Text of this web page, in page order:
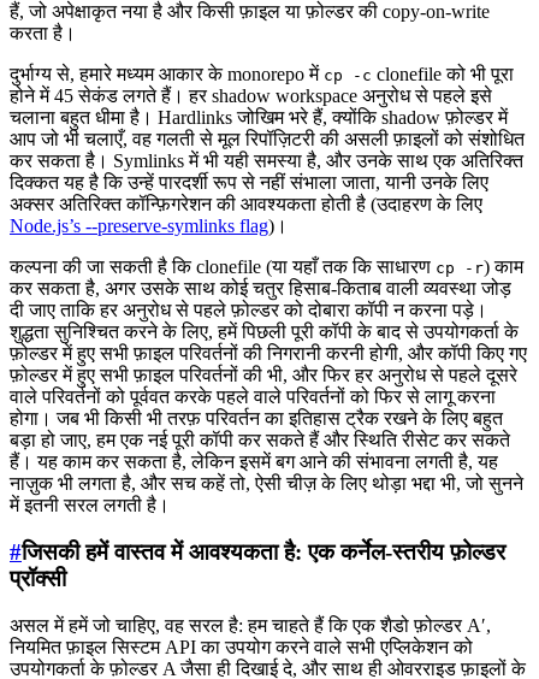
हैं, जो अपेक्षाकृत नया है और किसी फ़ाइल या फ़ोल्डर की copy-on-write
करता है।
दुर्भाग्य से, हमारे मध्यम आकार के monorepo में cp -c clonefile को भी पूरा
होने में 45 सेकंड लगते हैं। हर shadow workspace अनुरोध से पहले इसे
चलाना बहुत धीमा है। Hardlinks जोखिम भरे हैं, क्योंकि shadow फ़ोल्डर में
आप जो भी चलाएँ, वह गलती से मूल रिपॉज़िटरी की असली फ़ाइलों को संशोधित
कर सकता है। Symlinks में भी यही समस्या है, और उनके साथ एक अतिरिक्त
दिक्कत यह है कि उन्हें पारदर्शी रूप से नहीं संभाला जाता, यानी उनके लिए
अक्सर अतिरिक्त कॉन्फ़िगरेशन की आवश्यकता होती है (उदाहरण के लिए
Node.js’s --preserve-symlinks flag)।
कल्पना की जा सकती है कि clonefile (या यहाँ तक कि साधारण cp -r) काम
कर सकता है, अगर उसके साथ कोई चतुर हिसाब-किताब वाली व्यवस्था जोड़
दी जाए ताकि हर अनुरोध से पहले फ़ोल्डर को दोबारा कॉपी न करना पड़े।
शुद्धता सुनिश्चित करने के लिए, हमें पिछली पूरी कॉपी के बाद से उपयोगकर्ता के
फ़ोल्डर में हुए सभी फ़ाइल परिवर्तनों की निगरानी करनी होगी, और कॉपी किए गए
फ़ोल्डर में हुए सभी फ़ाइल परिवर्तनों की भी, और फिर हर अनुरोध से पहले दूसरे
वाले परिवर्तनों को पूर्ववत करके पहले वाले परिवर्तनों को फिर से लागू करना
होगा। जब भी किसी भी तरफ़ परिवर्तन का इतिहास ट्रैक रखने के लिए बहुत
बड़ा हो जाए, हम एक नई पूरी कॉपी कर सकते हैं और स्थिति रीसेट कर सकते
हैं। यह काम कर सकता है, लेकिन इसमें बग आने की संभावना लगती है, यह
नाज़ुक भी लगता है, और सच कहें तो, ऐसी चीज़ के लिए थोड़ा भद्दा भी, जो सुनने
में इतनी सरल लगती है।
#जिसकी हमें वास्तव में आवश्यकता है: एक कर्नेल-स्तरीय फ़ोल्डर
प्रॉक्सी
असल में हमें जो चाहिए, वह सरल है: हम चाहते हैं कि एक शैडो फ़ोल्डर A′,
नियमित फ़ाइल सिस्टम API का उपयोग करने वाले सभी एप्लिकेशन को
उपयोगकर्ता के फ़ोल्डर A जैसा ही दिखाई दे, और साथ ही ओवरराइड फ़ाइलों के